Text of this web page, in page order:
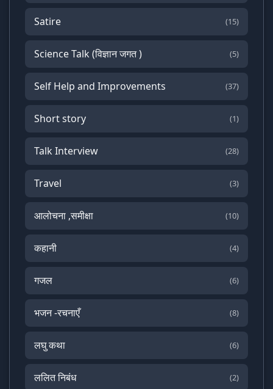
Satire (15)
Science Talk (विज्ञान जगत ) (5)
Self Help and Improvements (37)
Short story (1)
Talk Interview (28)
Travel (3)
आलोचना ,समीक्षा (10)
कहानी (4)
गजल (6)
भजन -रचनाएँ (8)
लघु कथा (6)
ललित निबंध (2)